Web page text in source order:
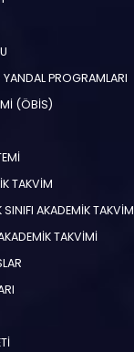
PROGRAMLARI
(ÖBİS)
TAKVİM
AKADEMİK TAKVİM
TAKVİMİ